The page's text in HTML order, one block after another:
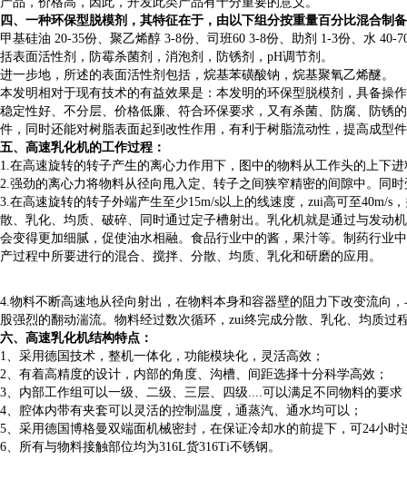
四、一种环保型脱模剂，其特征在于，由以下组分按重量百分比混合制
甲基硅油 20-35份、聚乙烯醇 3-8份、司班60 3-8份、助剂 1-3份、水
括表面活性剂，防霉杀菌剂，消泡剂，防锈剂，pH调节剂。
进一步地，所述的表面活性剂包括，烷基苯磺酸钠，烷基聚氧乙烯醚。
本发明相对于现有技术的有益效果是：本发明的环保型脱模剂，具备操
稳定性好、不分层、价格低廉、符合环保要求，又有杀菌、防腐、防锈
件，同时还能对树脂表面起到改性作用，有利于树脂流动性，提高成型
五、高速乳化机的工作过程：
1.在高速旋转的转子产生的离心力作用下，图中的物料从工作头的上下
2.强劲的离心力将物料从径向甩入定、转子之间狭窄精密的间隙中。同
3.在高速旋转的转子外端产生至少15m/s以上的线速度，zui高可至40m/
散、乳化、均质、破碎、同时通过定子槽射出。乳化机就是通过与发动
会变得更加细腻，促使油水相融。食品行业中的酱，果汁等。制药行业
产过程中所要进行的混合、搅拌、分散、均质、乳化和研磨的应用。
4.物料不断高速地从径向射出，在物料本身和容器壁的阻力下改变流向
股强烈的翻动湍流。物料经过数次循环，zui终完成分散、乳化、均质过
六、高速乳化机结构特点：
1、采用德国技术，整机一体化，功能模块化，灵活高效；
2、有着高精度的设计，内部的角度、沟槽、间距选择十分科学高效；
3、内部工作组可以一级、二级、三层、四级....可以满足不同物料的要求
4、腔体内带有夹套可以灵活的控制温度，通蒸汽、通水均可以；
5、采用德国博格曼双端面机械密封，在保证冷却水的前提下，可24小时
6、所有与物料接触部位均为316L货316Ti不锈钢。